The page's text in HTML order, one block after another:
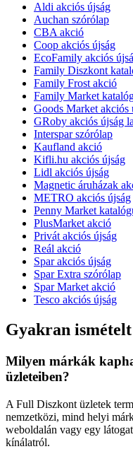
Aldi akciós újság
Auchan szórólap
CBA akció
Coop akciós újság
EcoFamily akciós
Family Diszkont
Family Frost akció
Family Market
Goods Market akciós
GRoby akciós újság
Interspar szórólap
Kaufland akció
Kifli.hu akciós újság
Lidl akciós újság
Magnetic áruházak
METRO akciós újság
Penny Market
PlusMarket akció
Privát akciós újság
Reál akció
Spar akciós újság
Spar Extra szórólap
Spar Market akció
Tesco akciós újság
Gyakran
Milyen márkák
üzleteiben?
A Full Diszkont üzletek
nemzetközi, mind helyi
weboldalán vagy egy
kínálatról.